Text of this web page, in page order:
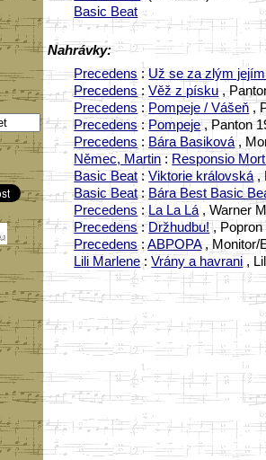
Basic Beat
Nahrávky:
Precedens:Už se za zlým
Precedens:Věž z písku,
Precedens :Pompeje / Vášeň,
Precedens:Pompeje, Panton
Precedens:Bára Basiková,
Němec, Martin:Responsio
Basic Beat:Viktorie královská,
Basic Beat: Bára Best Basic
Precedens :La La Lá, Warner
Precedens:Držhudbu!, Popron
Precedens:ABPOPA, Monitor/
Lili Marlene:Vrány a havrani,